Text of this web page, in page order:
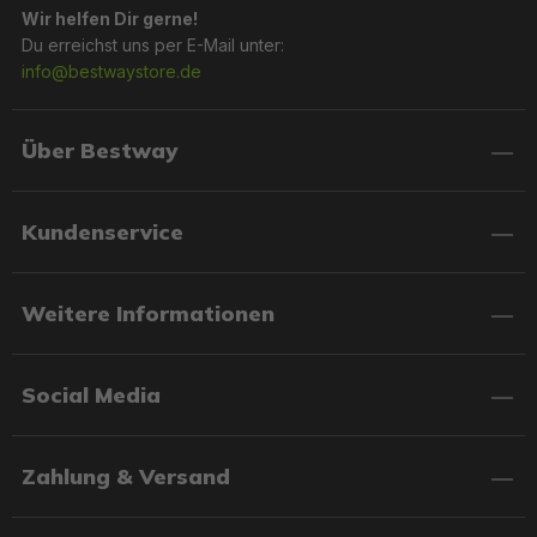
Wir helfen Dir gerne!
Du erreichst uns per E-Mail unter:
info@bestwaystore.de
Über Bestway
Kundenservice
Weitere Informationen
Social Media
Zahlung & Versand